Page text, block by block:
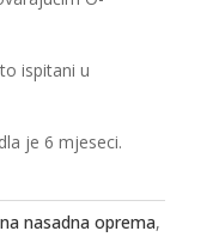
ispitani u
je 6 mjeseci.
nasadna oprema,